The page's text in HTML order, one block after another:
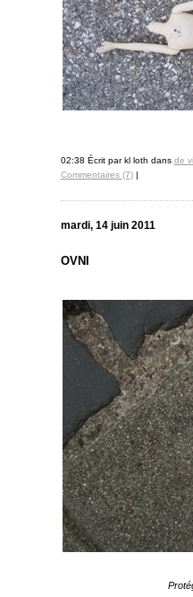
02:38 Écrit par kl loth dans de
Commentaires (7)|
mardi, 14 juin 2011
OVNI